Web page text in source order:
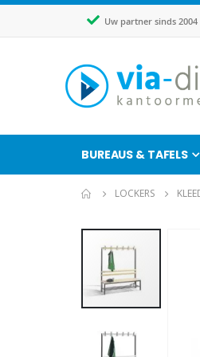
Uw partner sinds 2004
BUREAUS & TAFELS
LOCKERS
einde
van
afbeeldingen-